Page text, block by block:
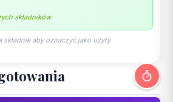
składników
składnik aby oznaczyć jako użyty